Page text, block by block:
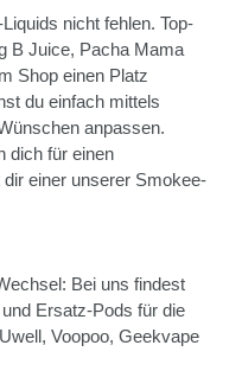
nicht fehlen. Top-
B Juice, Pacha Mama
Shop einen Platz
du einfach mittels
anpassen.
dich für einen
einer unserer Smokee-
Bei uns findest
Ersatz-Pods für die
Voopoo, Geekvape